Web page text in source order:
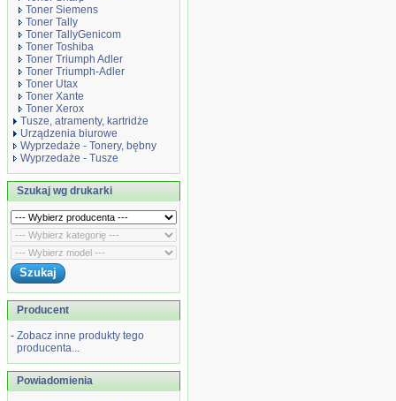
Toner Siemens
Toner Tally
Toner TallyGenicom
Toner Toshiba
Toner Triumph Adler
Toner Triumph-Adler
Toner Utax
Toner Xante
Toner Xerox
Tusze, atramenty, kartridże
Urządzenia biurowe
Wyprzedaże - Tonery, bębny
Wyprzedaże - Tusze
Szukaj wg drukarki
Producent
- Zobacz inne produkty tego
producenta...
Powiadomienia